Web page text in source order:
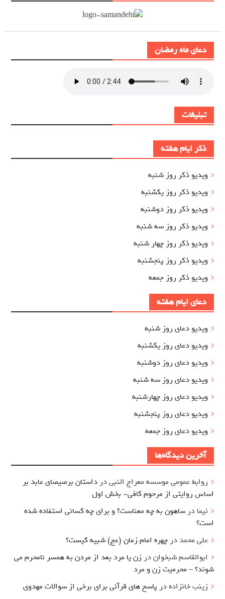
دعای ماه رمضان
تبلیغات
ذکر ایام هفته
ویدیو ذکر روز شنبه
ویدیو ذکر روز یکشنبه
ویدیو ذکر روز دوشنبه
ویدیو ذکر روز سه شنبه
ویدیو ذکر روز چهار شنبه
ویدیو ذکر روز پنجشنبه
ویدیو ذکر روز جمعه
دعای ایام هفته
ویدیو دعای روز شنبه
ویدیو دعای روز یکشنبه
ویدیو دعای روز دوشنبه
ویدیو دعای روز سه شنبه
ویدیو دعای روز چهارشنبه
ویدیو دعای روز پنجشنبه
ویدیو دعای روز جمعه
آخرین دیدگاه‌ها
روابط عمومی موسسه معراج النبیدر داستان برصیصای عابد بر
اساس روایتی از مرحوم کافی- بخش اول
نیما در ساهون به چه معناست؟ و برای چه کسانی استفاده شده
است؟
علی محمددر چهره امام زمان (عج) شبیه کیست؟
ابوالقاسم شبخواندر زن یا مرد بعد از مردن به همسر نامحرم می
شوند؟ – محرمیت زن و مرد
زینب خانزادهدر پاسخ های قرآنی برای برخی از سوالات مهدوی